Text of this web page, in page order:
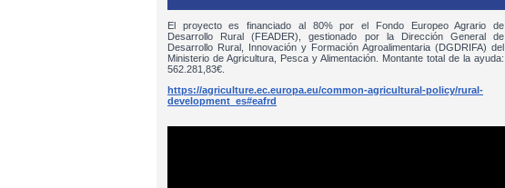
El proyecto es financiado al 80% por el Fondo Europeo Agrario de
Desarrollo Rural (FEADER), gestionado por la Dirección General de
Desarrollo Rural, Innovación y Formación Agroalimentaria (DGDRIFA) del
Ministerio de Agricultura, Pesca y Alimentación. Montante total de la ayuda:
562.281,83€.
https://agriculture.ec.europa.eu/common-agricultural-policy/rural-
development_es#eafrd